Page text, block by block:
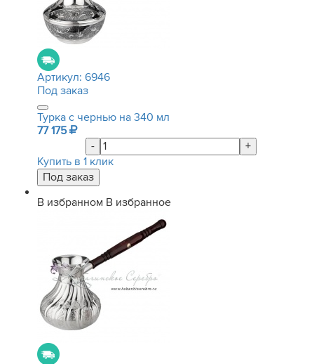
Артикул: 6946
Под заказ
Турка с чернью на 340 мл
77 175
-
+
Купить в 1 клик
В избранном В избранное